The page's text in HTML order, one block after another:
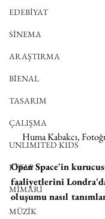
EDEBİYAT
SİNEMA
ARAŞTIRMA
BİENAL
TASARIM
ÇALIŞMA
UNLIMITED KIDS
KİTAP
MİMARİ
MÜZİK
Huma Kabakcı,
Open Space'in
faaliyetlerini
oluşumu nasıl